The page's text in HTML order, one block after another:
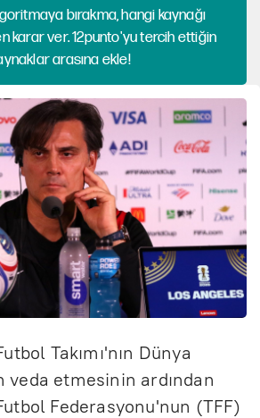
bırakma, hangi kaynağı
karar ver. 12punto'yu tercih ettiğin
arasına ekle!
Takımı'nın Dünya
veda etmesinin ardından
Federasyonu'nun (TFF)